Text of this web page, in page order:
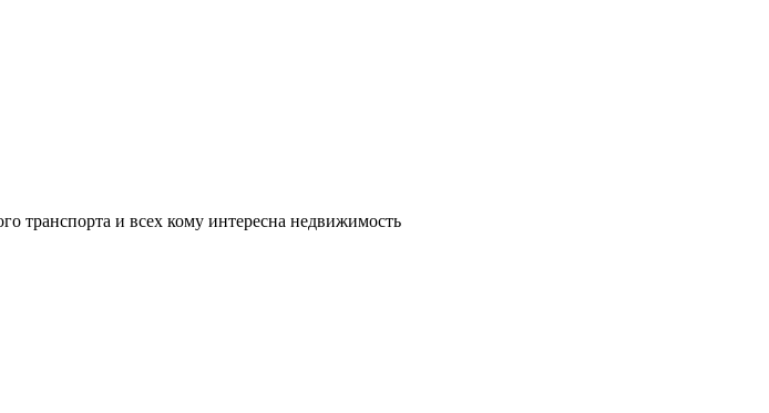
транспорта и всех кому интересна недвижимость